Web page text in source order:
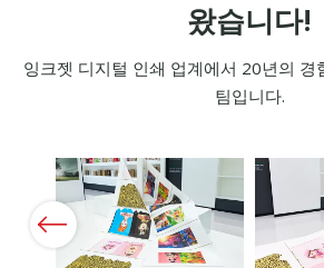
왔습니다!
잉크젯 디지털 인쇄 업계에서 20년의 경
팀입니다.
Previous